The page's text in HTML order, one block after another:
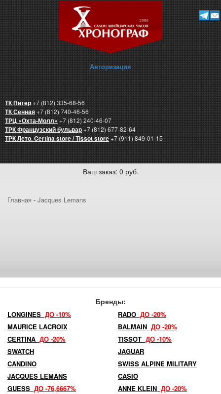
Авторизация
ТК Питер+7 (812) 335-68-56
ТК Сенная+7 (812) 740-46-56
ТРЦ «Охта-Молл»+7 (812) 240-46-07
ТРК Французский бульвар+7 (812) 677-82-64
ТРК Лето. Certina store / Tissot store+7 (911) 849-01-15
Ваш заказ: 0 руб.
Главная - Jacques Lemans
Бренды:
LONGINES ДО -10% RADO ДО -20%
MAURICE LACROIX
BALMAIN ДО -20%
CERTINA ДО -20% TISSOT ДО -10%
SWATCH
JAGUAR
CANDINO
SWISS ALPINE MILITARY
JACQUES LEMANS
CASIO
GUESS ДО -76,6667% ANNE KLEIN ДО -20%